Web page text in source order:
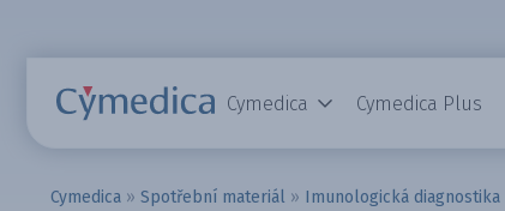
Cymedica Cymedica Plus
Cymedica » Spotřební materiál » Imunologická diagnostika